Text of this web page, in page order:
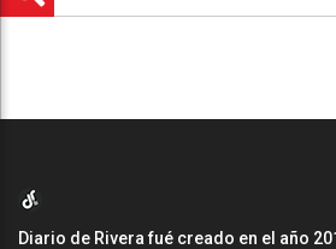
Diario de Rivera fué creado en el año